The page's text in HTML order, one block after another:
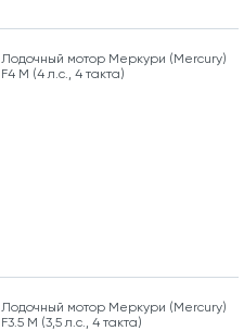
Лодочный мотор Меркури (Mercury)
F4 M (4 л.с., 4 такта)
Лодочный мотор Меркури (Mercury)
F3.5 M (3,5 л.с., 4 такта)